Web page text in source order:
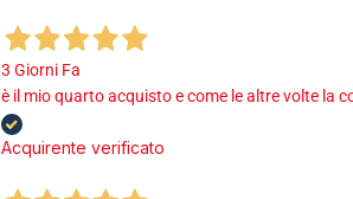
3 Giorni Fa
è il mio quarto acquisto e come le altre volte la
Acquirente verificato